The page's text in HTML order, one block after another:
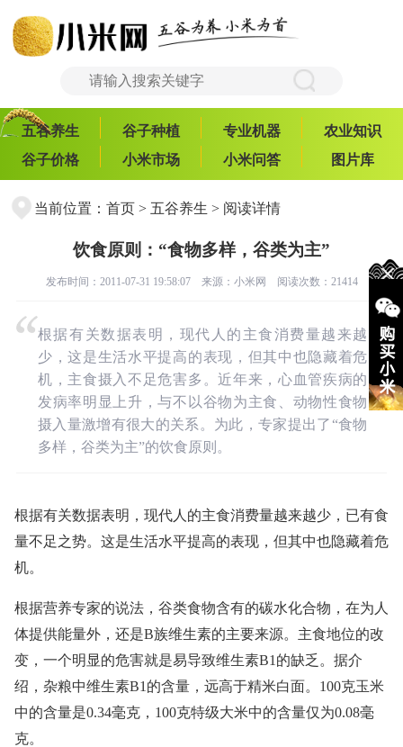
五谷养生 谷子种植 专业机器
农业知识
谷子价格
小米市场 小米问答 图片库
当前位置： 首页> 五谷养生 > 阅读详情
饮食原则：“食物多样，谷类为主”
发布时间：2011-07-31 19:58:07 来源： 小米网 阅读次数：21414
根据有关数据表明，现代人的主食消费量越来越
少，这是生活水平提高的表现，但其中也隐藏着危
机，主食摄入不足危害多。近年来，心血管疾病的
发病率明显上升，与不以谷物为主食、动物性食物
摄入量激增有很大的关系。为此，专家提出了“食物
多样，谷类为主”的饮食原则。
根据有关数据表明，现代人的主食消费量越来越少，已有食
量不足之势。这是生活水平提高的表现，但其中也隐藏着危
机。
根据营养专家的说法，谷类食物含有的碳水化合物，在为人
体提供能量外，还是B族维生素的主要来源。主食地位的改
变，一个明显的危害就是易导致维生素B1的缺乏。据介
绍，杂粮中维生素B1的含量，远高于精米白面。100克玉米
中的含量是0.34毫克，100克特级大米中的含量仅为0.08毫
克。